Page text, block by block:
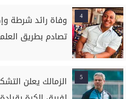
4
تصادم بطريق
5
الزمالك يعلن